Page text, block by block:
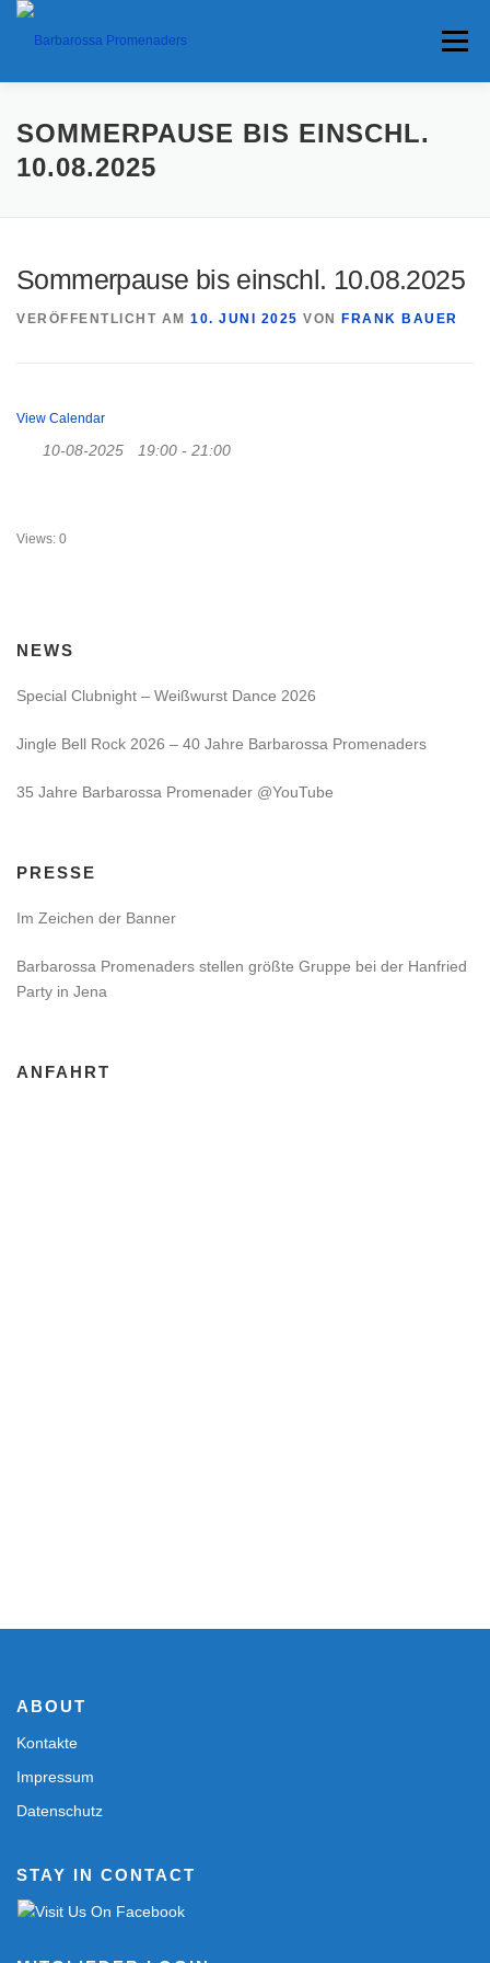
Menü
HOME TERMINE ANFAHRT
INTERESSANTES
SOMMERPAUSE BIS EINSCHL.
10.08.2025
Sommerpause bis einschl. 10.08.2025
VERÖFFENTLICHT AM 10. JUNI 2025 VON FRANK BAUER
View Calendar
10-08-2025 19:00 - 21:00
Views: 0
NEWS
Special Clubnight – Weißwurst Dance 2026
Jingle Bell Rock 2026 – 40 Jahre Barbarossa Promenaders
35 Jahre Barbarossa Promenader @YouTube
PRESSE
Im Zeichen der Banner
Barbarossa Promenaders stellen größte Gruppe bei der Hanfried
Party in Jena
ANFAHRT
ABOUT
Kontakte
Impressum
Datenschutz
STAY IN CONTACT